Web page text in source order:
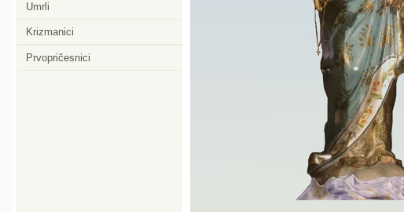
Umrli
Krizmanici
Prvopričesnici